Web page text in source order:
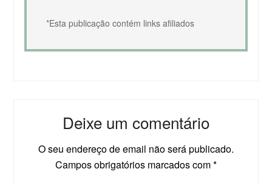
*Esta publicação contém links afiliados
Deixe um comentário
O seu endereço de email não será publicado.
Campos obrigatórios marcados com*